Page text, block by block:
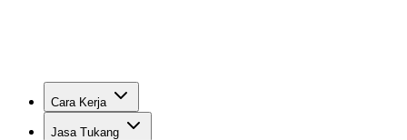
Cara Kerja
Jasa Tukang